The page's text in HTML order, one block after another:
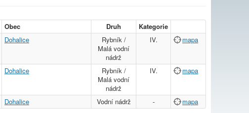
Obec Druh
Kategorie
Dohalice
Rybník /
Malá vodní
nádrž
IV. mapa
Dohalice
Rybník /
Malá vodní
nádrž
IV. mapa
Dohalice Vodní nádrž - mapa